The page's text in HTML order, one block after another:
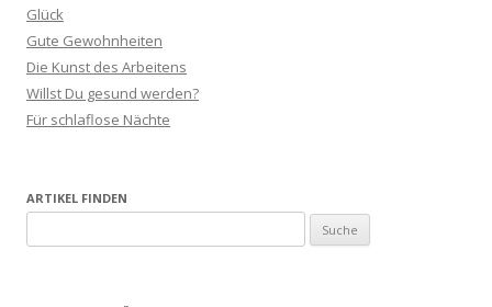
Glück
Gute Gewohnheiten
Die Kunst des Arbeitens
Willst Du gesund werden?
Für schlaflose Nächte
ARTIKEL FINDEN
u